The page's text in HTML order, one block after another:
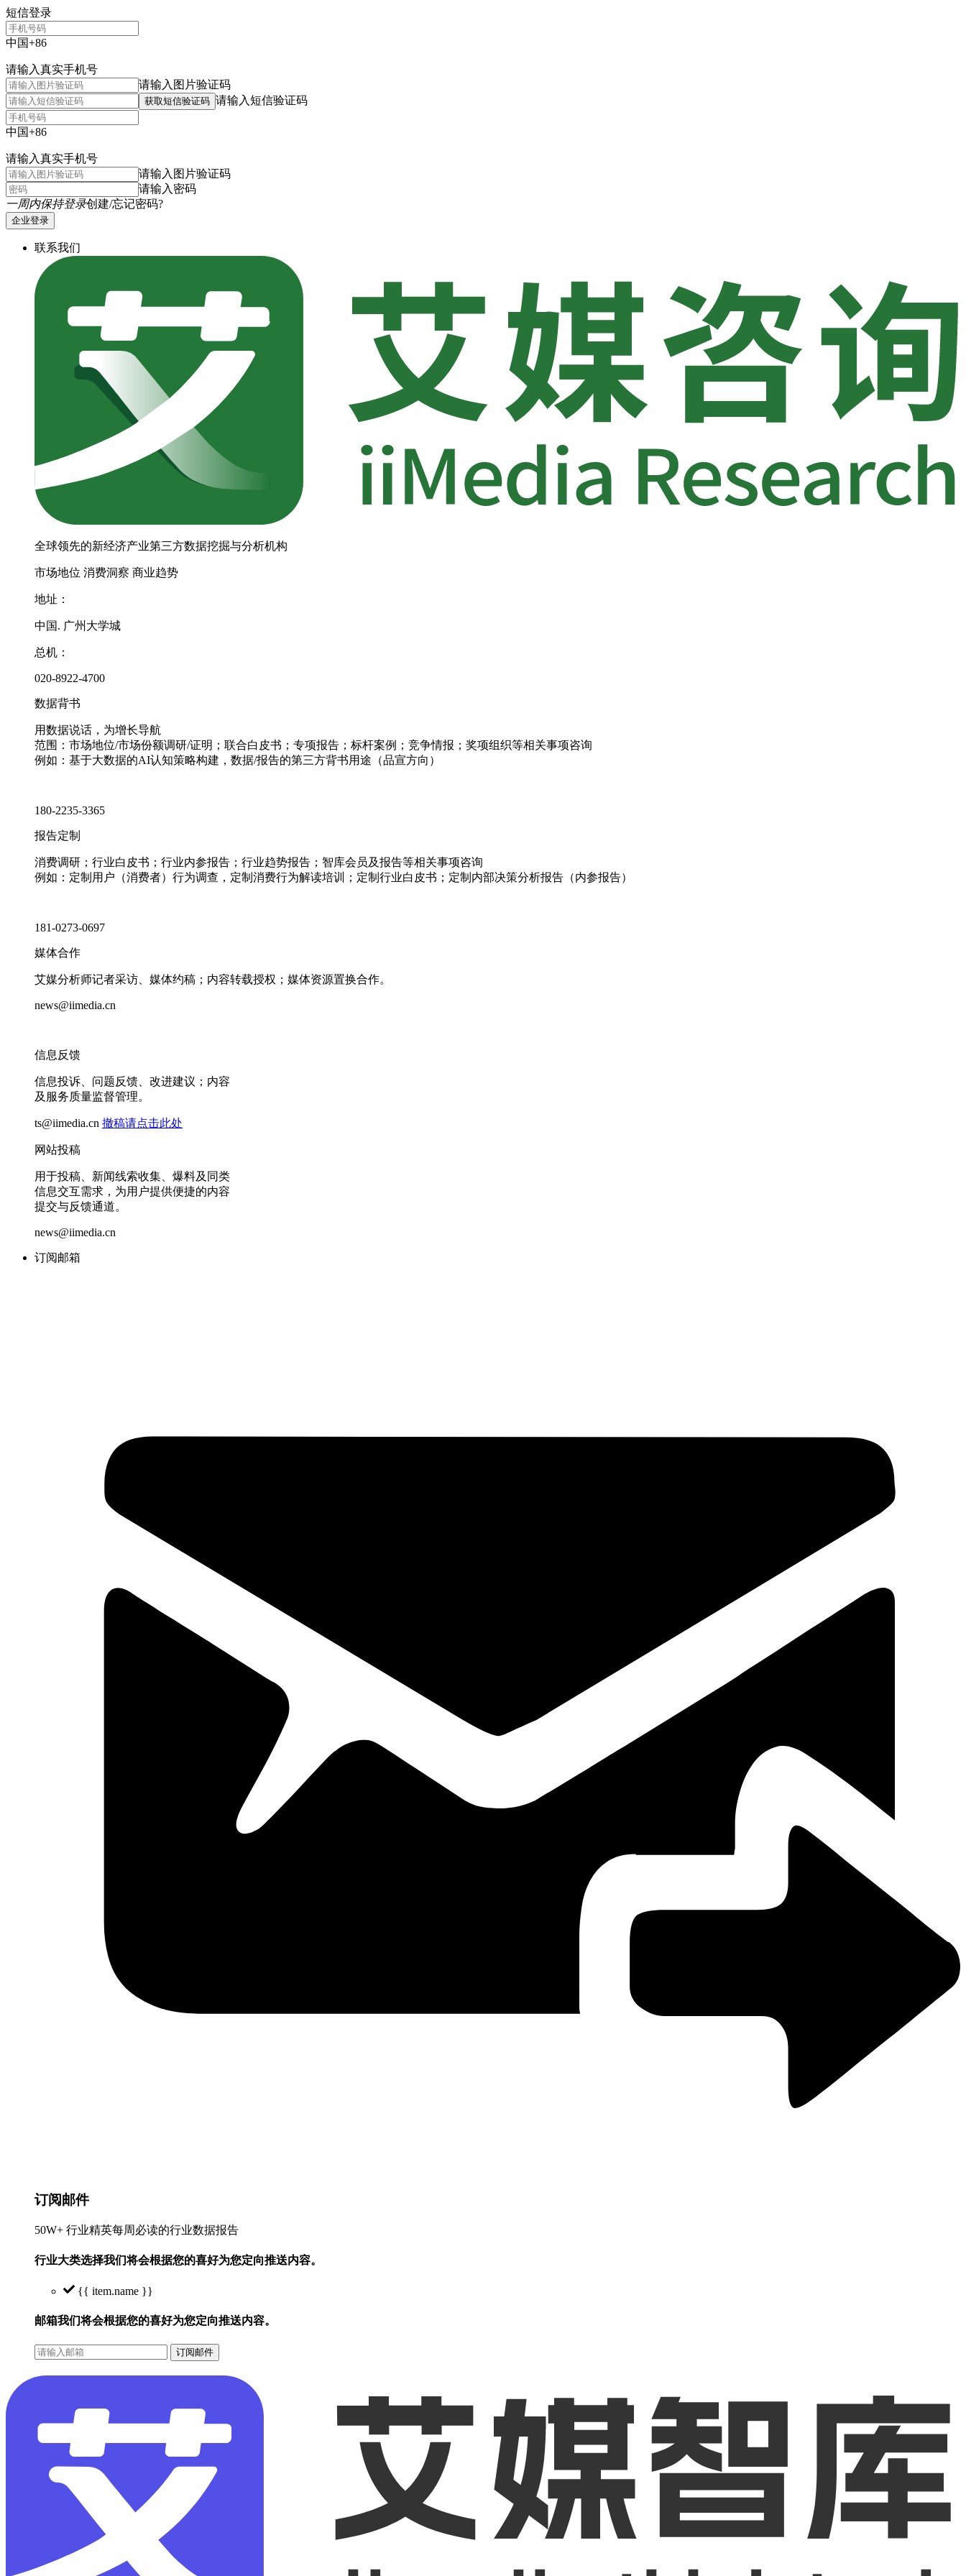
短信登录
中国+86
请输入真实手机号
请输入图片验证码
获取短信验证码 请输入短信验证码
中国+86
请输入真实手机号
请输入图片验证码
请输入密码
一周内保持登录创建/忘记密码?
企业登录
联系我们
全球领先的新经济产业第三方数据挖掘与分析机构
市场地位 消费洞察 商业趋势
地址：
中国. 广州大学城
总机：
020-8922-4700
数据背书
用数据说话，为增长导航
范围：市场地位/市场份额调研/证明；联合白皮书；专项报告；标杆案例；竞争情报；奖项组织等相关事项咨询
例如：基于大数据的AI认知策略构建，数据/报告的第三方背书用途（品宣方向）
180-2235-3365
报告定制
消费调研；行业白皮书；行业内参报告；行业趋势报告；智库会员及报告等相关事项咨询
例如：定制用户（消费者）行为调查，定制消费行为解读培训；定制行业白皮书；定制内部决策分析报告（内参报告）
181-0273-0697
媒体合作
艾媒分析师记者采访、媒体约稿；内容转载授权；媒体资源置换合作。
news@iimedia.cn
信息反馈
信息投诉、问题反馈、改进建议；内容
及服务质量监督管理。
ts@iimedia.cn 撤稿请点击此处
网站投稿
用于投稿、新闻线索收集、爆料及同类
信息交互需求，为用户提供便捷的内容
提交与反馈通道。
news@iimedia.cn
订阅邮箱
订阅邮件
50W+ 行业精英每周必读的行业数据报告
行业大类选择我们将会根据您的喜好为您定向推送内容。
{{ item.name }}
邮箱我们将会根据您的喜好为您定向推送内容。
订阅邮件